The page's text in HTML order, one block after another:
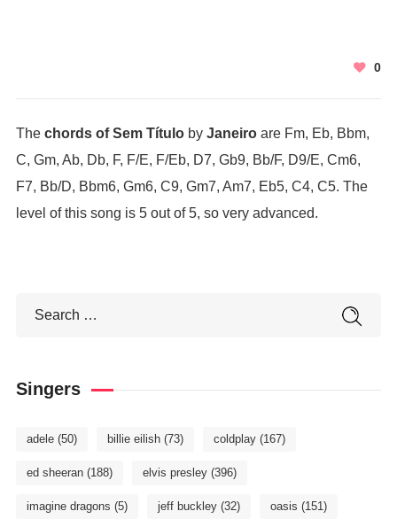
0
The chords of Sem Títuloby Janeiroare Fm, Eb, Bbm,
C, Gm, Ab, Db, F, F/E, F/Eb, D7, Gb9, Bb/F, D9/E, Cm6,
F7, Bb/D, Bbm6, Gm6, C9, Gm7, Am7, Eb5, C4, C5. The
level of this song is 5 out of 5, so very advanced.
Singers
adele(50) billie eilish(73) coldplay(167)
ed sheeran(188) elvis presley(396)
imagine dragons (5) jeff buckley(32) oasis (151)